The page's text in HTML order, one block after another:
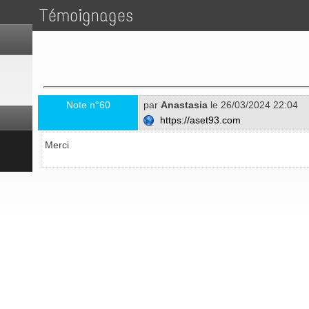
Témoignages
Note n°60 par Anastasia le 26/03/2024 22:04
https://aset93.com
Merci